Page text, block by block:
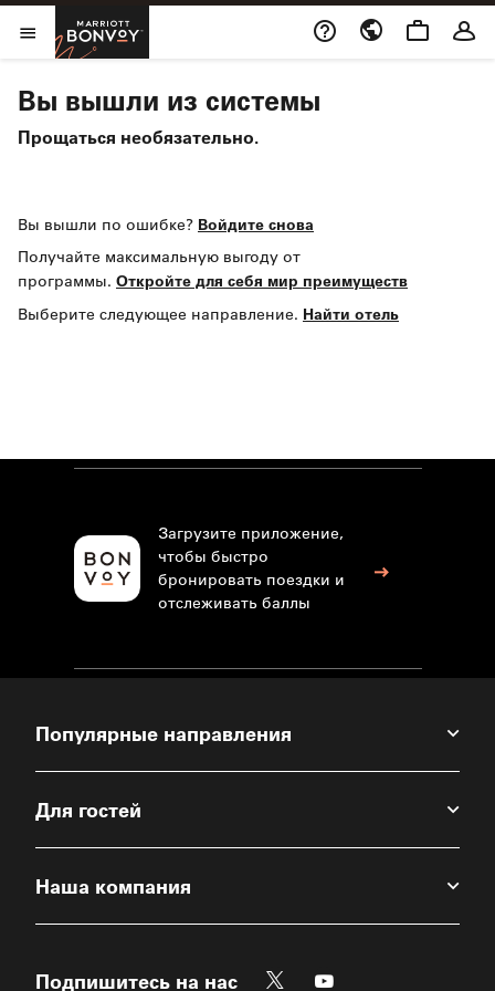
Skip to Content
Открыть меню
Marriott Bonvoy
Вы вышли из системы
Прощаться необязательно.
Вы вышли по ошибке? Войдите снова
Получайте максимальную выгоду от
программы. Откройте для себя мир преимуществ
Выберите следующее направление. Найти отель
Загрузите приложение,
чтобы быстро
бронировать поездки и
отслеживать баллы
Популярные направления
Для гостей
Наша компания
Подпишитесь на нас Twitter